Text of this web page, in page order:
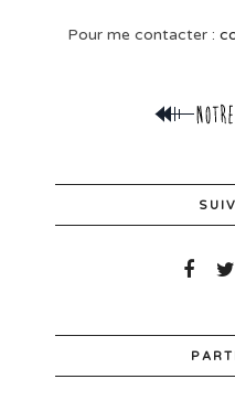
Pour me contacter :